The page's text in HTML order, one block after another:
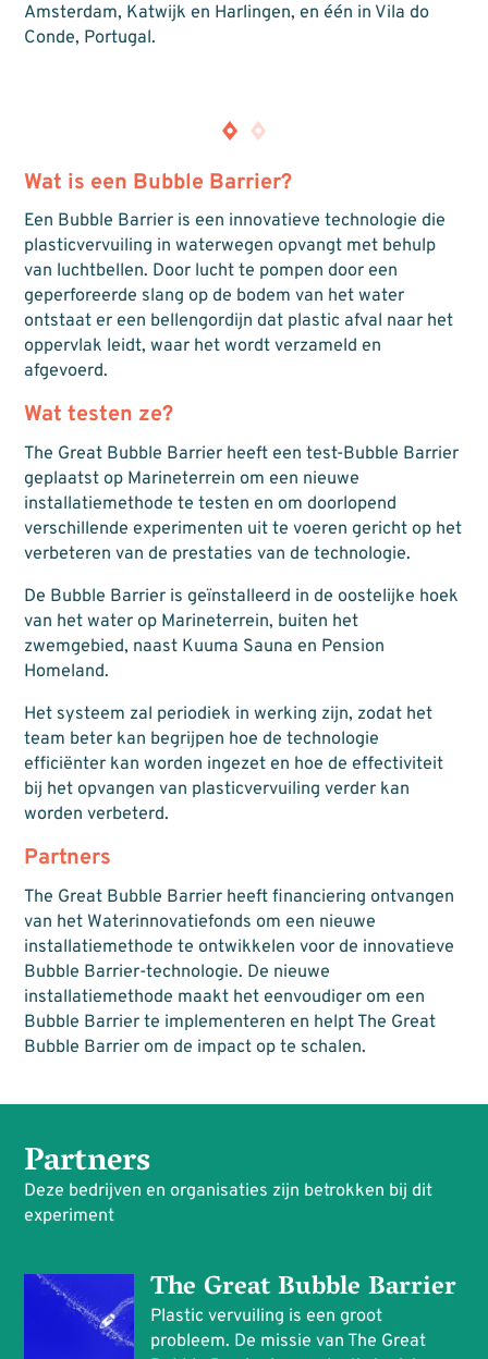
Amsterdam, Katwijk en Harlingen, en één in Vila do
Conde, Portugal.
Wat is een Bubble Barrier?
Een Bubble Barrier is een innovatieve technologie die
plasticvervuiling in waterwegen opvangt met behulp
van luchtbellen. Door lucht te pompen door een
geperforeerde slang op de bodem van het water
ontstaat er een bellengordijn dat plastic afval naar het
oppervlak leidt, waar het wordt verzameld en
afgevoerd.
Wat testen ze?
The Great Bubble Barrier heeft een test-Bubble Barrier
geplaatst op Marineterrein om een nieuwe
installatiemethode te testen en om doorlopend
verschillende experimenten uit te voeren gericht op het
verbeteren van de prestaties van de technologie.
De Bubble Barrier is geïnstalleerd in de oostelijke hoek
van het water op Marineterrein, buiten het
zwemgebied, naast Kuuma Sauna en Pension
Homeland.
Het systeem zal periodiek in werking zijn, zodat het
team beter kan begrijpen hoe de technologie
efficiënter kan worden ingezet en hoe de effectiviteit
bij het opvangen van plasticvervuiling verder kan
worden verbeterd.
Partners
The Great Bubble Barrier heeft financiering ontvangen
van het Waterinnovatiefonds om een nieuwe
installatiemethode te ontwikkelen voor de innovatieve
Bubble Barrier-technologie. De nieuwe
installatiemethode maakt het eenvoudiger om een
Bubble Barrier te implementeren en helpt The Great
Bubble Barrier om de impact op te schalen.
Partners
Deze bedrijven en organisaties zijn betrokken bij dit
experiment
The Great Bubble Barrier
Plastic vervuiling is een groot
probleem. De missie van The Great